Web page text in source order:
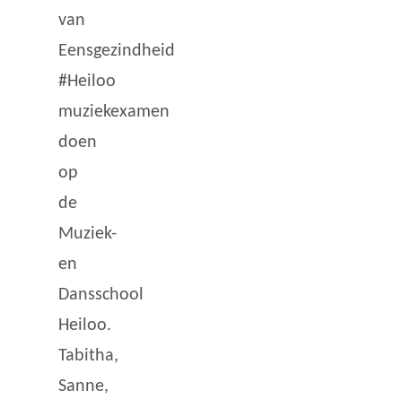
van
Eensgezindheid
#Heiloo
muziekexamen
doen
op
de
Muziek-
en
Dansschool
Heiloo.
Tabitha,
Sanne,